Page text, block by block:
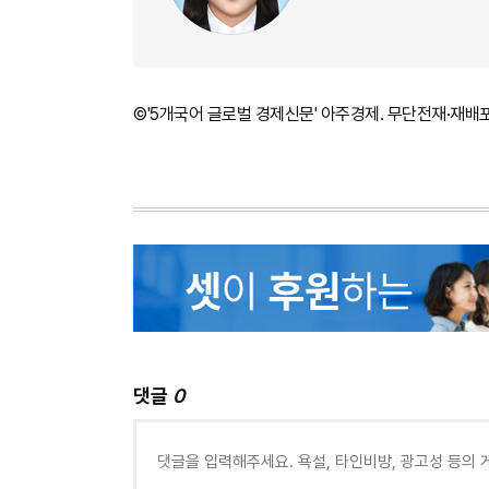
©'5개국어 글로벌 경제신문' 아주경제. 무단전재·재배
댓글 0